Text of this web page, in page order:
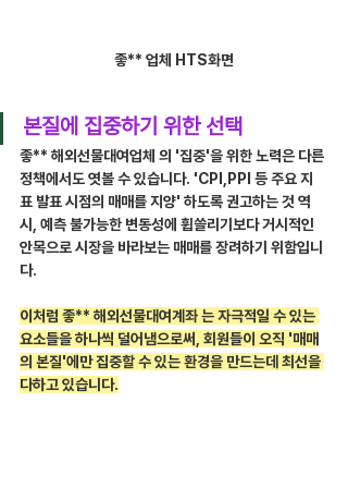
좋** 업체 HTS화면
본질에 집중하기 위한 선택
좋** 해외선물대여업체 의 '집중'을 위한 노력은 다른
정책에서도 엿볼 수 있습니다. 'CPI,PPI 등 주요 지
표 발표 시점의 매매를 지양' 하도록 권고하는 것 역
시, 예측 불가능한 변동성에 휩쓸리기보다 거시적인
안목으로 시장을 바라보는 매매를 장려하기 위함입니
다.
이처럼 좋** 해외선물대여계좌 는 자극적일 수 있는
요소들을 하나씩 덜어냄으로써, 회원들이 오직 '매매
의 본질'에만 집중할 수 있는 환경을 만드는데 최선을
다하고 있습니다.